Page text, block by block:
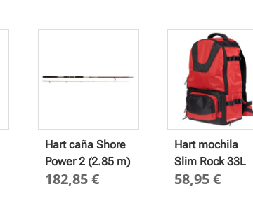
Hart caña Shore
Power 2 (2.85 m)
182,85€
Hart mochila
Slim Rock 33L
58,95€